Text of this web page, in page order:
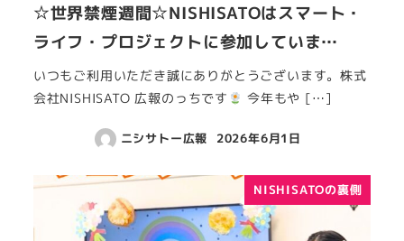
☆世界禁煙週間☆NISHISATOはスマート・
ライフ・プロジェクトに参加していま…
いつもご利用いただき誠にありがとうございます。株式
会社NISHISATO 広報のっちです
今年もや […]
ニシサトー広報 2026年6月1日
NISHISATOの裏側